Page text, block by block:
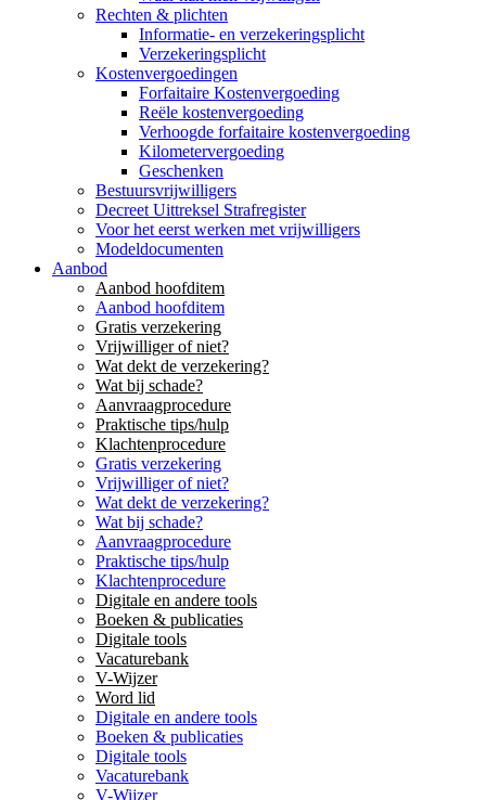
Rechten & plichten
Informatie- en verzekeringsplicht
Verzekeringsplicht
Kostenvergoedingen
Forfaitaire Kostenvergoeding
Reële kostenvergoeding
Verhoogde forfaitaire kostenvergoeding
Kilometervergoeding
Geschenken
Bestuursvrijwilligers
Decreet Uittreksel Strafregister
Voor het eerst werken met vrijwilligers
Modeldocumenten
Aanbod
Aanbod hoofditem
Aanbod hoofditem
Gratis verzekering
Vrijwilliger of niet?
Wat dekt de verzekering?
Wat bij schade?
Aanvraagprocedure
Praktische tips/hulp
Klachtenprocedure
Gratis verzekering
Vrijwilliger of niet?
Wat dekt de verzekering?
Wat bij schade?
Aanvraagprocedure
Praktische tips/hulp
Klachtenprocedure
Digitale en andere tools
Boeken & publicaties
Digitale tools
Vacaturebank
V-Wijzer
Word lid
Digitale en andere tools
Boeken & publicaties
Digitale tools
Vacaturebank
V-Wijzer